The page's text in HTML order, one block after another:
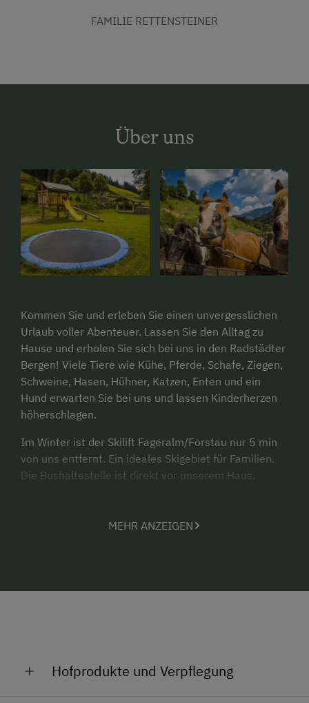
FAMILIE RETTENSTEINER
Über uns
Kommen Sie und erleben Sie einen unvergesslichen
Urlaub voller Abenteuer. Lassen Sie den Alltag zu
Hause und erholen Sie sich bei uns in den Radstädter
Bergen! Viele Tiere wie Kühe, Pferde, Schafe, Ziegen,
Schweine, Hasen, Hühner, Katzen, Enten und ein
Hund erwarten Sie bei uns und lassen Kinderherzen
höherschlagen.
Im Winter ist der Skilift Fageralm/Forstau nur 5 min
von uns entfernt. Ein ideales Skigebiet für Familien.
Die Bushaltestelle ist direkt vor unserem Haus.
MEHR ANZEIGEN
Hofprodukte und Verpflegung